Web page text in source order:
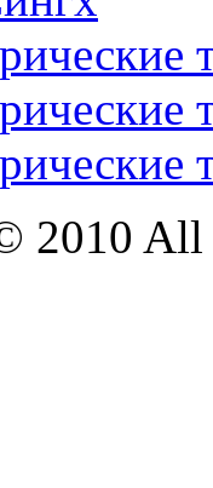
2010 All